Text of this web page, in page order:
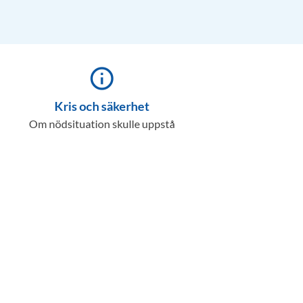
info_outline
Kris och säkerhet
Om nödsituation skulle uppstå